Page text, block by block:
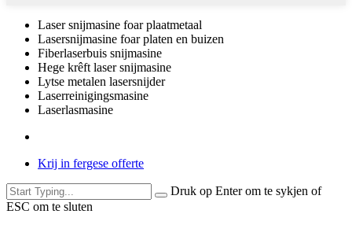
Laser snijmasine foar plaatmetaal
Lasersnijmasine foar platen en buizen
Fiberlaserbuis snijmasine
Hege krêft laser snijmasine
Lytse metalen lasersnijder
Laserreinigingsmasine
Laserlasmasine
Krij in fergese offerte
Druk op Enter om te sykjen of
ESC om te sluten